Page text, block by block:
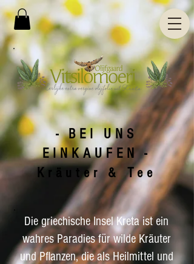
- BEI UNS
EINKAUFEN -
Kräuter & Tee
Die griechische Insel Kreta ist ein
wahres Paradies für wilde Kräuter
und Pflanzen, die als Heilmittel und